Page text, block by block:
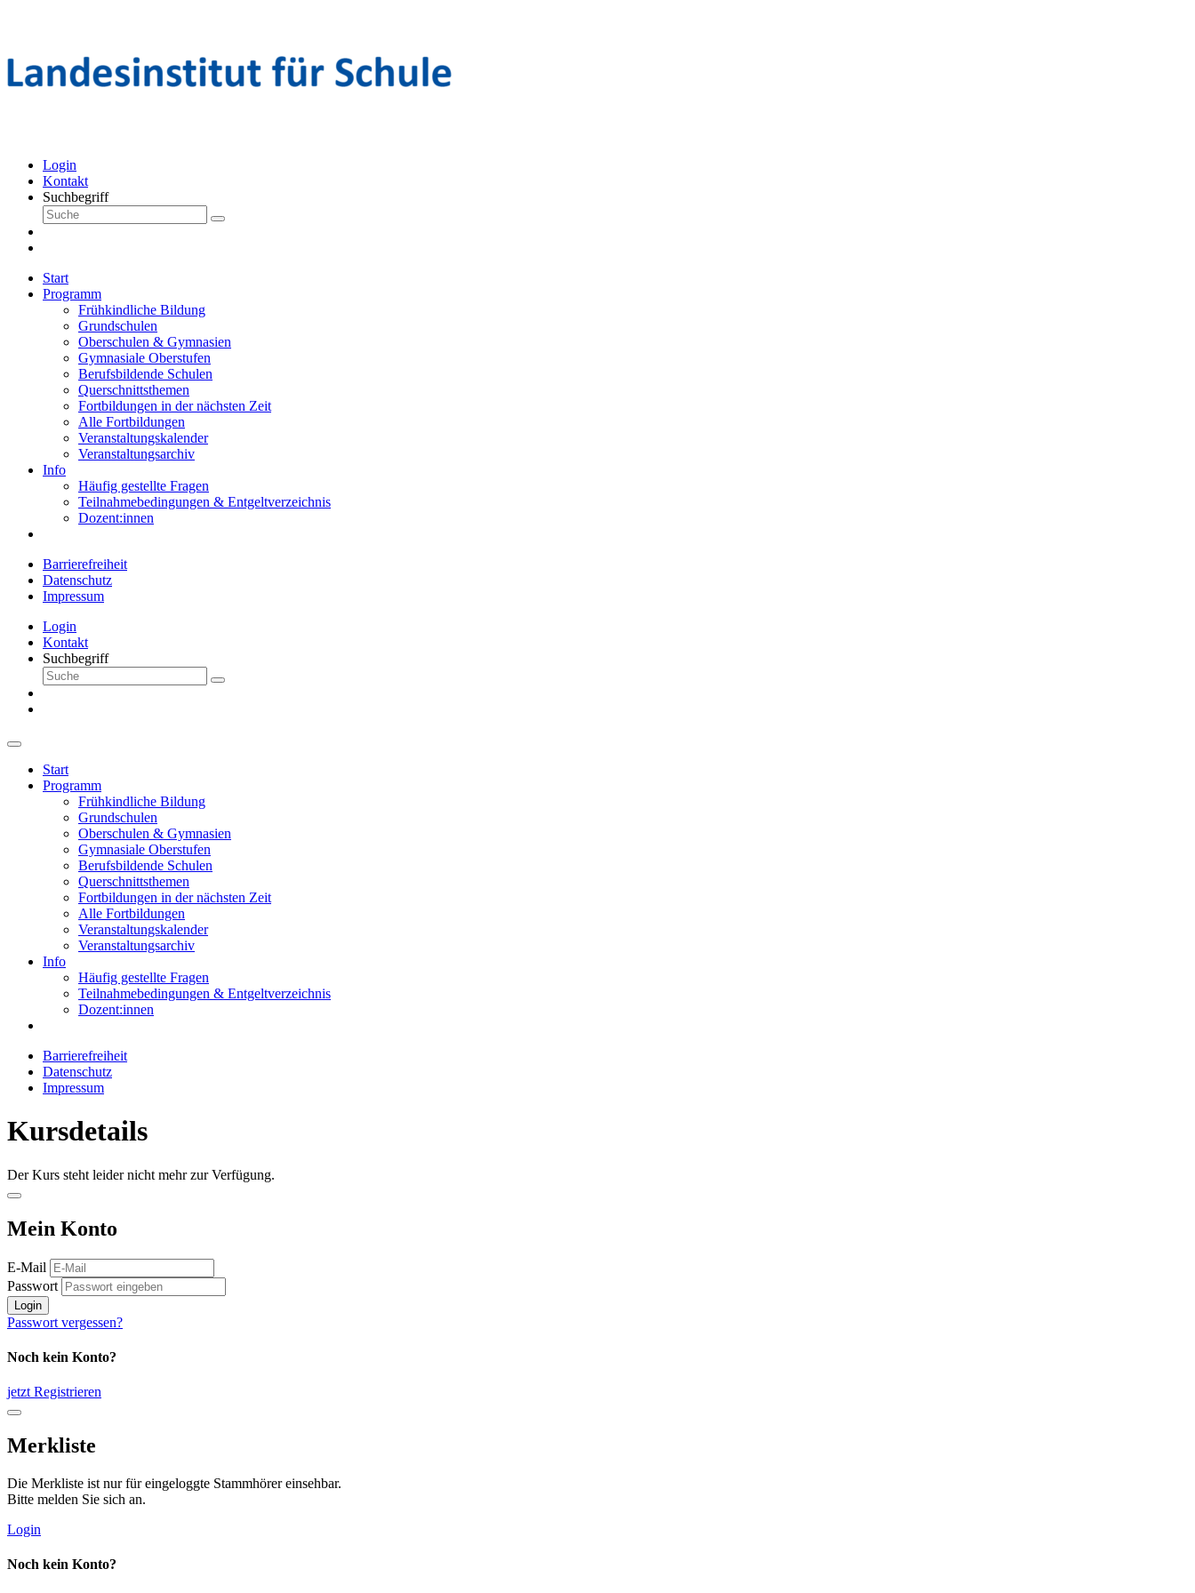
Login
Kontakt
Suchbegriff
Start
Programm
Frühkindliche Bildung
Grundschulen
Oberschulen & Gymnasien
Gymnasiale Oberstufen
Berufsbildende Schulen
Querschnittsthemen
Fortbildungen in der nächsten Zeit
Alle Fortbildungen
Veranstaltungskalender
Veranstaltungsarchiv
Info
Häufig gestellte Fragen
Teilnahmebedingungen & Entgeltverzeichnis
Dozent:innen
Barrierefreiheit
Datenschutz
Impressum
Login
Kontakt
Suchbegriff
Start
Programm
Frühkindliche Bildung
Grundschulen
Oberschulen & Gymnasien
Gymnasiale Oberstufen
Berufsbildende Schulen
Querschnittsthemen
Fortbildungen in der nächsten Zeit
Alle Fortbildungen
Veranstaltungskalender
Veranstaltungsarchiv
Info
Häufig gestellte Fragen
Teilnahmebedingungen & Entgeltverzeichnis
Dozent:innen
Barrierefreiheit
Datenschutz
Impressum
Kursdetails
Der Kurs steht leider nicht mehr zur Verfügung.
Mein Konto
E-Mail
Passwort
Login
Passwort vergessen?
Noch kein Konto?
jetzt Registrieren
Merkliste
Die Merkliste ist nur für eingeloggte Stammhörer einsehbar.
Bitte melden Sie sich an.
Login
Noch kein Konto?